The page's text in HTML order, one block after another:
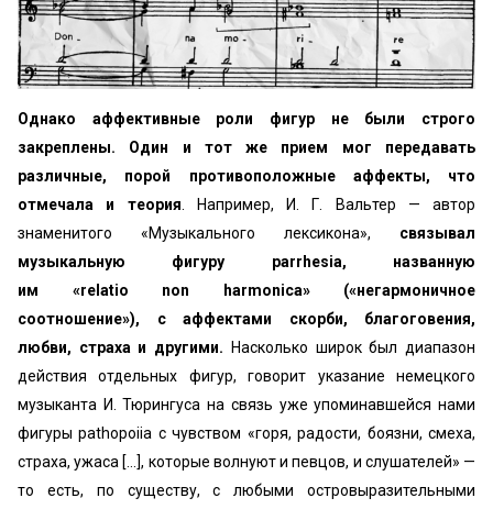
Однако аффективные роли фигур не были строго
закрепле­ны. Один и тот же прием мог передавать
различные, порой про­тивоположные аффекты, что
отмечала и теория. Например, И. Г. Вальтер — автор
знаменитого «Музыкального лексикона», связывал
музыкальную фигуру parrhesia, названную
им «relatio non harmonica» («негармоничное
соотношение»), с аффектами скорби, благоговения,
любви, страха и другими. На­сколько широк был диапазон
действия отдельных фигур, гово­рит указание немецкого
музыканта И. Тюрингуса на связь уже упоминавшейся нами
фигуры pathopoiia с чувством «горя, ра­дости, боязни, смеха,
страха, ужаса [...], которые волнуют и пев­цов, и слушателей» —
то есть, по существу, с любыми островыразительными